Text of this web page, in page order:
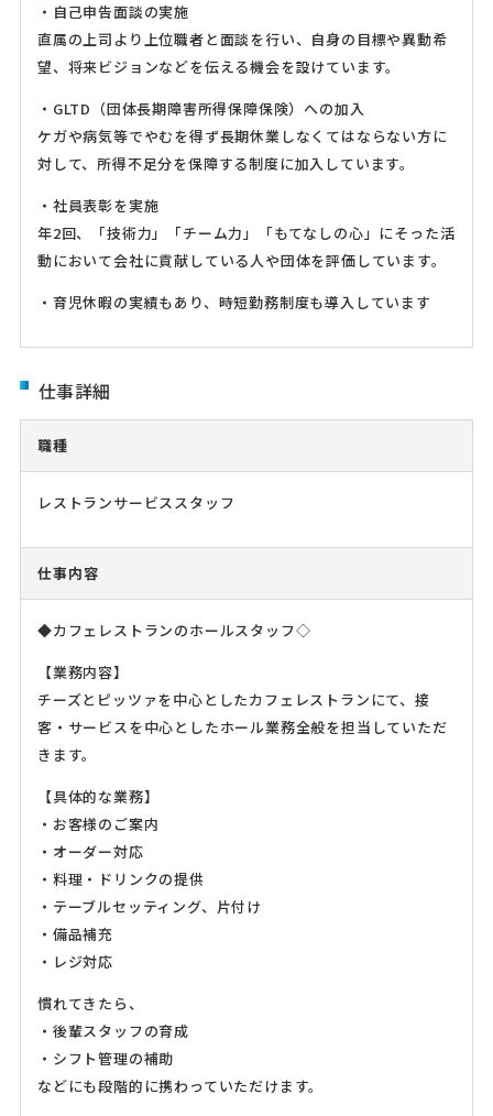
・自己申告面談の実施
直属の上司より上位職者と面談を行い、自身の目標や異動希
望、将来ビジョンなどを伝える機会を設けています。
・GLTD（団体長期障害所得保障保険）への加入
ケガや病気等でやむを得ず長期休業しなくてはならない方に
対して、所得不足分を保障する制度に加入しています。
・社員表彰を実施
年2回、「技術力」「チーム力」「もてなしの心」にそった活
動において会社に貢献している人や団体を評価しています。
・育児休暇の実績もあり、時短勤務制度も導入しています
仕事詳細
職種
レストランサービススタッフ
仕事内容
◆カフェレストランのホールスタッフ◇
【業務内容】
チーズとピッツァを中心としたカフェレストランにて、接
客・サービスを中心としたホール業務全般を担当していただ
きます。
【具体的な業務】
・お客様のご案内
・オーダー対応
・料理・ドリンクの提供
・テーブルセッティング、片付け
・備品補充
・レジ対応
慣れてきたら、
・後輩スタッフの育成
・シフト管理の補助
などにも段階的に携わっていただけます。